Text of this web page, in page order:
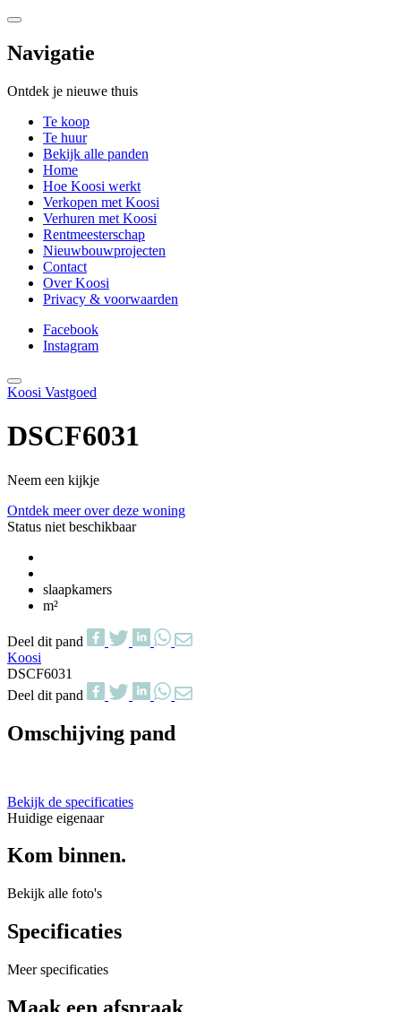
Navigatie
Ontdek je nieuwe thuis
Te koop
Te huur
Bekijk alle panden
Home
Hoe Koosi werkt
Verkopen met Koosi
Verhuren met Koosi
Rentmeesterschap
Nieuwbouwprojecten
Contact
Over Koosi
Privacy & voorwaarden
Facebook
Instagram
Koosi Vastgoed
DSCF6031
Neem een kijkje
Ontdek meer over deze woning
Status niet beschikbaar
slaapkamers
m²
Deel dit pand
Koosi
DSCF6031
Deel dit pand
Omschijving pand
Bekijk de specificaties
Huidige eigenaar
Kom binnen.
Bekijk alle foto's
Specificaties
Meer specificaties